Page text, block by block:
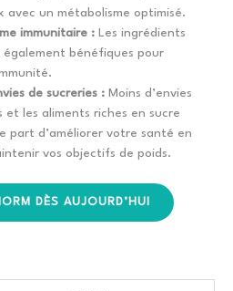
avec un métabolisme optimisé.
immunitaire : Les ingrédients
également bénéfiques pour
de sucreries : Moins d’envies
et les aliments riches en sucre
part d’améliorer votre santé en
vos objectifs de poids.
DÈS AUJOURD’HUI